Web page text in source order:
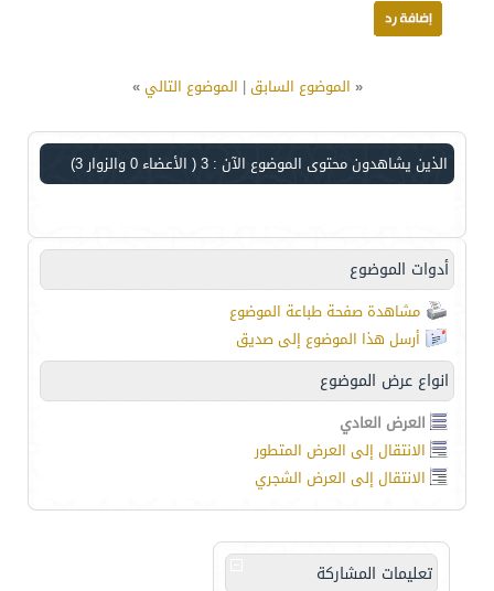
« الموضوع السابق| الموضوع التالي»
الذين يشاهدون محتوى الموضوع الآن : 3 ( الأعضاء 0 والزوار 3)
أدوات الموضوع
مشاهدة صفحة طباعة الموضوع
أرسل هذا الموضوع إلى صديق
انواع عرض الموضوع
العرض العادي
الانتقال إلى العرض المتطور
الانتقال إلى العرض الشجري
تعليمات المشاركة